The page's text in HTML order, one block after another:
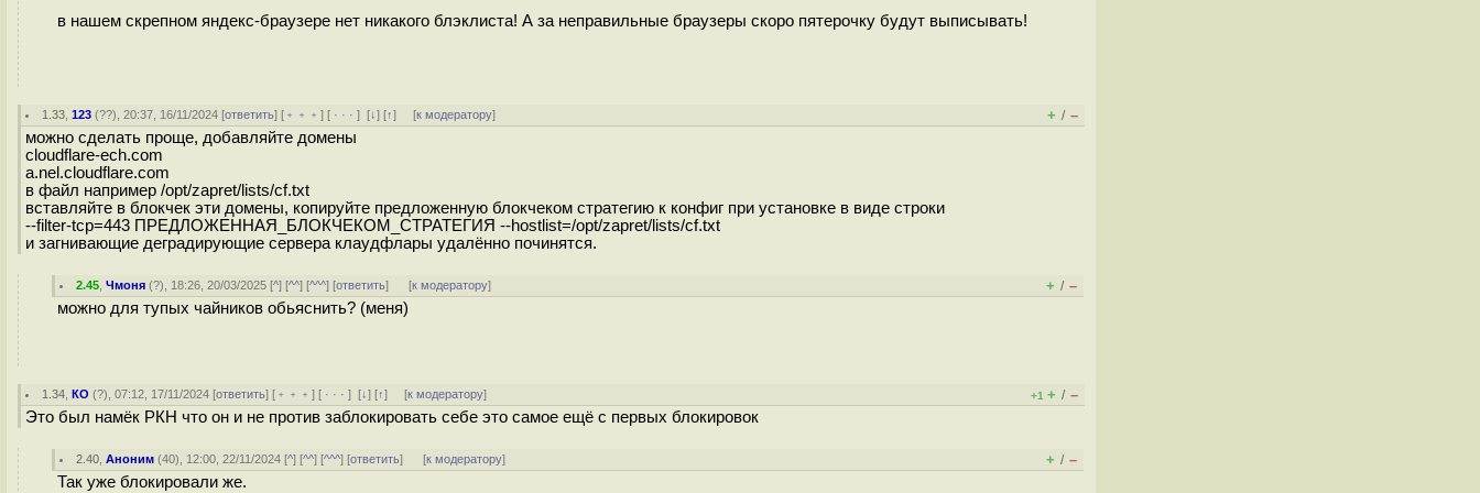
в нашем скрепном яндекс-браузере нет никакого блэклиста! А за неправильные браузеры скоро пятерочку будут выписывать!
1.33 ,123 (??), 20:37, 16/11/2024 [ответить] [ ﹢﹢﹢] [ · · ·][↓] [↑] [к модератору] + / –
можно сделать проще, добавляйте домены
cloudflare-ech.com
a.nel.cloudflare.com
в файл например /opt/zapret/lists/cf.txt
вставляйте в блокчек эти домены, копируйте предложенную блокчеком стратегию к конфиг при установке в виде строки
--filter-tcp=443 ПРЕДЛОЖЕННАЯ_БЛОКЧЕКОМ_СТРАТЕГИЯ --hostlist=/opt/zapret/lists/cf.txt
и загнивающие деградирующие сервера клаудфлары удалённо починятся.
2.45 ,Чмоня (?), 18:26, 20/03/2025 [^] [^^] [^^^] [ответить] [к модератору] + / –
можно для тупых чайников обьяснить? (меня)
1.34 ,КО (?), 07:12, 17/11/2024 [ответить] [ ﹢﹢﹢] [ · · ·][↓] [↑] [к модератору] +1 + / –
Это был намёк РКН что он и не против заблокировать себе это самое ещё с первых блокировок
2.40 ,Аноним (40), 12:00, 22/11/2024 [^] [^^] [^^^] [ответить] [к модератору] + / –
Так уже блокировали же.